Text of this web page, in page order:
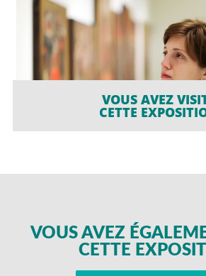
VOUS AVEZ
CETTE
VOUS AVEZ
CETTE